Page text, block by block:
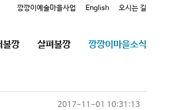
깡깡이예술마을사업 English 오시는 길
볼깡 살펴볼깡 깡깡이마을소식
2017-11-01 10:31:13